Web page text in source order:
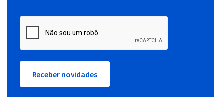
Receber novidades